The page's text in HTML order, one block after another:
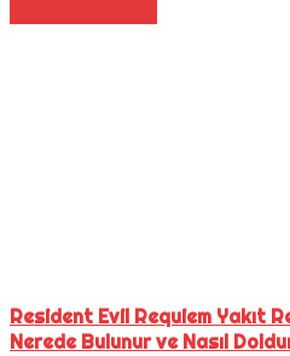
Resident Evil Requiem Yakıt
Nerede Bulunur ve Nasıl